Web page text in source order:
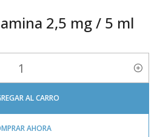
2,5 mg / 5 ml
AL CARRO
AHORA